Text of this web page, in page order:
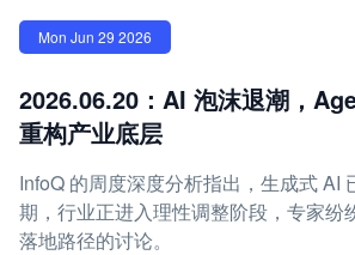
Mon Jun 29 2026
2026.06.20：AI 泡沫退潮，
重构产业底层
InfoQ 的周度深度分析指出，生成式 AI
期，行业正进入理性调整阶段，专家纷
落地路径的讨论。